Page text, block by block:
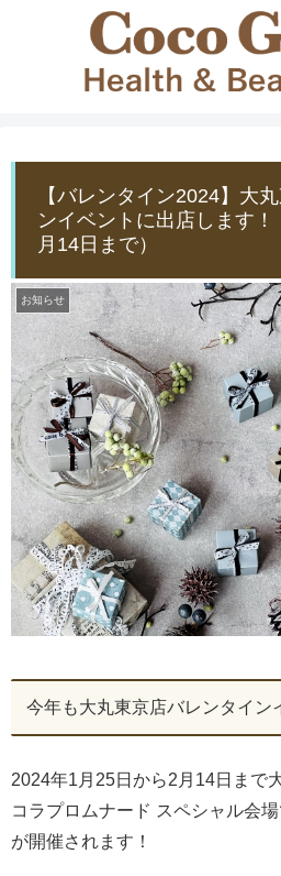
【バレンタイン2024】大
ンイベントに出店します
月14日まで）
お知らせ
今年も大丸東京店バレンタイン
2024年1月25日から2月14日まで
コラプロムナード スペシャル会
が開催されます！